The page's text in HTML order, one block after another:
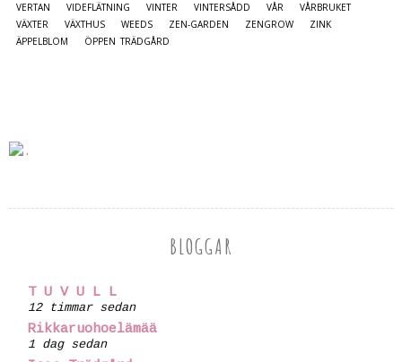
VERTAN
VIDEFLÄTNING VINTER VINTERSÅDD VÅR
VÅRBRUKET
VÄXTER
VÄXTHUS WEEDS ZEN-GARDEN ZENGROW
ZINK
ÄPPELBLOM
ÖPPEN TRÄDGÅRD
BLOGGAR
T U V U L L
12 timmar sedan
Rikkaruohoelämää
1 dag sedan